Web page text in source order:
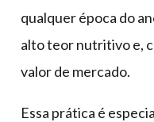
qualquer época do
alto teor nutritivo e,
valor de mercado.
Essa prática é